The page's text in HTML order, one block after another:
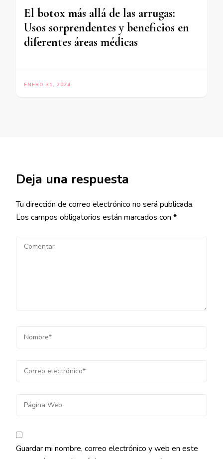
El botox más allá de las arrugas:
Usos sorprendentes y beneficios en
diferentes áreas médicas
ENERO 31, 2024
Deja una respuesta
Tu dirección de correo electrónico no será publicada.
Los campos obligatorios están marcados con *
Guardar mi nombre, correo electrónico y web en este